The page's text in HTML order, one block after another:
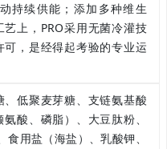
持续供能；添加多种维生
上，PRO采用无菌冷灌技
，是经得起考验的专业运
低聚麦芽糖、支链氨基酸
酸、磷脂）、大豆肽粉、
用盐（海盐）、乳酸钾、